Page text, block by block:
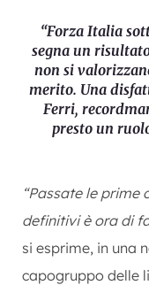
“Forza Italia
segna un
non si
merito. Una
Ferri,
presto un
“Passate le prime
definitivi è ora di
si esprime, in una
capogruppo delle